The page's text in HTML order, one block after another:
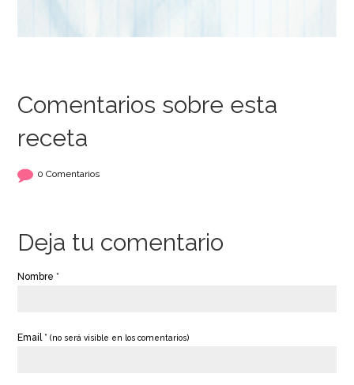
Fucsia 25 gr -
Sugarflair
Comentarios sobre esta
receta
0 Comentarios
Deja tu comentario
Nombre *
Email *(no será visible en los comentarios)